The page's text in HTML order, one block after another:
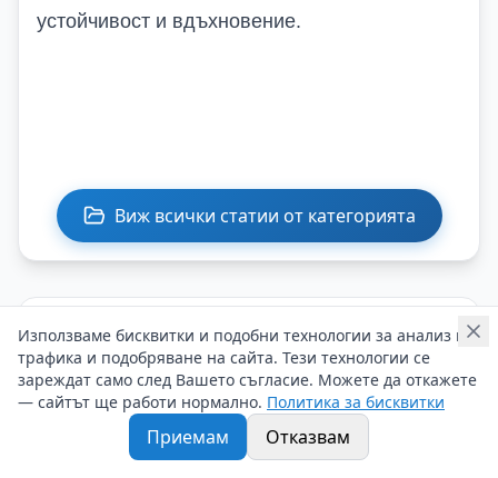
устойчивост и вдъхновение.
Виж всички статии от категорията
Подобни статии
Използваме бисквитки и подобни технологии за анализ на
трафика и подобряване на сайта. Тези технологии се
зареждат само след Вашето съгласие. Можете да откажете
— сайтът ще работи нормално. Политика за бисквитки
Приемам Отказвам